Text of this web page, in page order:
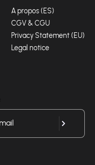
A propos (ES)
CGV & CGU
Privacy Statement (EU)
Legal notice